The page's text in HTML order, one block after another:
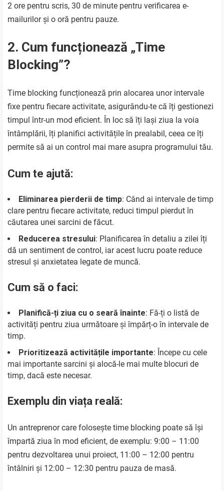
2 ore pentru scris, 30 de minute pentru verificarea e-
mailurilor și o oră pentru pauze.
2. Cum funcționează „Time
Blocking”?
Time blocking funcționează prin alocarea unor intervale
fixe pentru fiecare activitate, asigurându-te că îți gestionezi
timpul într-un mod eficient. În loc să îți lași ziua la voia
întâmplării, îți planifici activitățile în prealabil, ceea ce îți
permite să ai un control mai mare asupra programului tău.
Cum te ajută:
Eliminarea pierderii de timp: Când ai intervale de timp
clare pentru fiecare activitate, reduci timpul pierdut în
căutarea unei sarcini de făcut.
Reducerea stresului: Planificarea în detaliu a zilei îți
dă un sentiment de control, iar acest lucru poate reduce
stresul și anxietatea legate de muncă.
Cum să o faci:
Planifică-ți ziua cu o seară înainte: Fă-ți o listă de
activități pentru ziua următoare și împărț-o în intervale de
timp.
Prioritizează activitățile importante: Începe cu cele
mai importante sarcini și alocă-le mai multe blocuri de
timp, dacă este necesar.
Exemplu din viața reală:
Un antreprenor care folosește time blocking poate să își
împartă ziua în mod eficient, de exemplu: 9:00 – 11:00
pentru dezvoltarea unui proiect, 11:00 – 12:00 pentru
întâlniri și 12:00 – 12:30 pentru pauza de masă.